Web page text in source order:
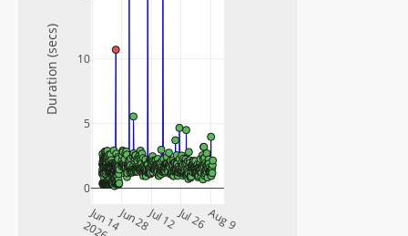
Jun 14
2026 Jun 28Jul 12Jul 26Aug 9
0
5
10
Duration (secs)